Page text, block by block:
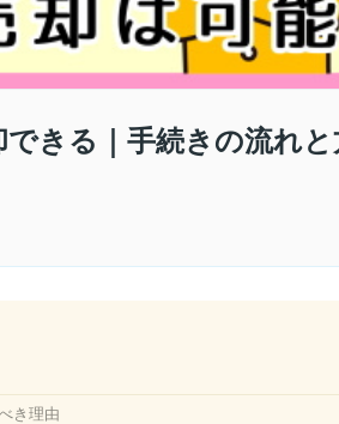
きる｜手続きの流れと
き理由